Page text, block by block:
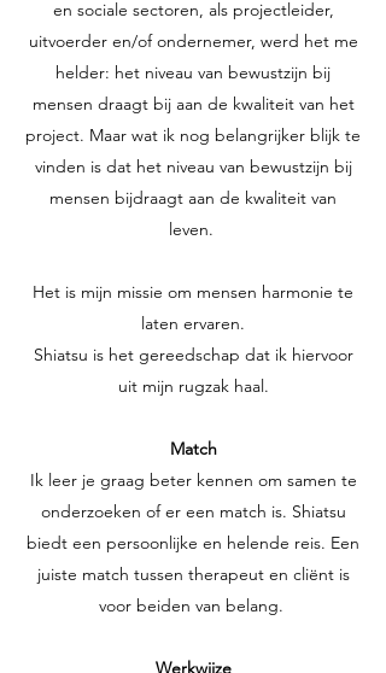
en sociale sectoren, als projectleider,
uitvoerder en/of ondernemer, werd het me
helder: het niveau van bewustzijn bij
mensen draagt bij aan de kwaliteit van het
project. Maar wat ik nog belangrijker blijk te
vinden is dat het niveau van bewustzijn bij
mensen bijdraagt aan de kwaliteit van
leven.
Het is mijn missie om mensen harmonie te
laten ervaren.
Shiatsu is het gereedschap dat ik hiervoor
uit mijn rugzak haal.
Match
Ik leer je graag beter kennen om samen te
onderzoeken of er een match is. Shiatsu
biedt een persoonlijke en helende reis. Een
juiste match tussen therapeut en cliënt is
voor beiden van belang.
Werkwijze